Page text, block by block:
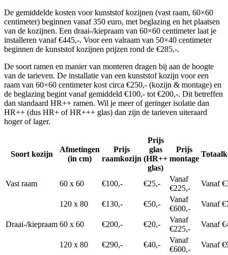
De gemiddelde kosten voor kunststof kozijnen (vast raam, 60×60
centimeter) beginnen vanaf 350 euro, met beglazing en het plaatsen
van de kozijnen. Een draai-/kiepraam van 60×60 centimeter laat je
installeren vanaf €445,-. Voor een valraam van 50×40 centimeter
beginnen de kunststof kozijnen prijzen rond de €285,-.
De soort ramen en manier van monteren dragen bij aan de hoogte
van de tarieven. De installatie van een kunststof kozijn voor een
raam van 60×60 centimeter kost circa €250,- (kozijn & montage) en
de beglazing begint vanaf gemiddeld €100,- tot €200,-. Dit betreffen
dan standaard HR++ ramen. Wil je meer of geringer isolatie dan
HR++ (dus HR+ of HR+++ glas) dan zijn de tarieven uiteraard
hoger of lager.
Soort kozijn
Afmetingen
(in cm)
Prijs
raamkozijn
Prijs
glas
(HR++
glas)
Prijs
montage
Vast raam 60 x 60 €100,- €25,-
Vanaf
€225,-
Vanaf
120 x 80 €130,- €50,-
Vanaf
€600,-
Vanaf
Draai-/kiepraam 60 x 60 €200,- €20,-
Vanaf
€225,-
Vanaf
120 x 80 €290,- €40,-
Vanaf
€600,-
Vanaf